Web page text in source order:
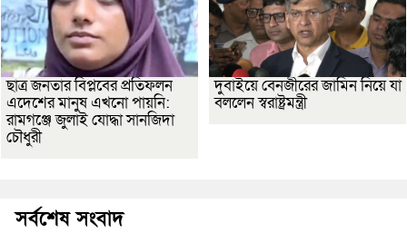
ছাত্র জনতার বিপ্লবের প্রতিফলন
এদেশের মানুষ এখনো পায়নি:
রামগঞ্জে জুলাই যোদ্ধা সানজিদা
চৌধুরী
দুবাইয়ে বেনজীরের জামিন নিয়ে যা
বললেন স্বরাষ্ট্রমন্ত্রী
সর্বশেষ সংবাদ